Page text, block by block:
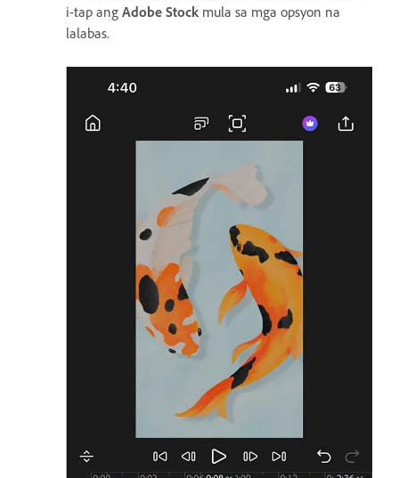
i-tap ang Adobe Stock mula sa mga opsyon na
lalabas.